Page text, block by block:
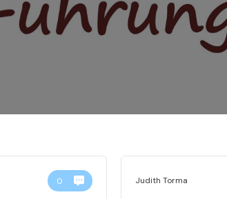
0 Judith Torma